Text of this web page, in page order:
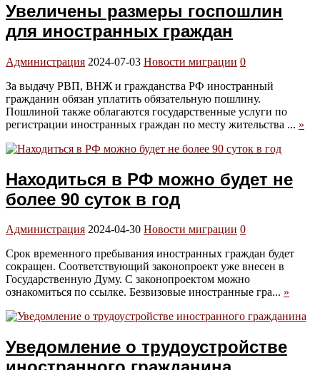
Увеличены размеры госпошлин
для иностранных граждан
Администрация 2024-07-03 Новости миграции 0
За выдачу РВП, ВНЖ и гражданства РФ иностранный
гражданин обязан уплатить обязательную пошлину.
Пошлиной также облагаются государственные услуги по
регистрации иностранных граждан по месту жительства ... »
Находиться в РФ можно будет не
более 90 суток в год
Администрация 2024-04-30 Новости миграции 0
Срок временного пребывания иностранных граждан будет
сокращен. Соответствующий законопроект уже внесен в
Государственную Думу. С законопроектом можно
ознакомиться по ссылке. Безвизовые иностранные гра... »
Уведомление о трудоустройстве